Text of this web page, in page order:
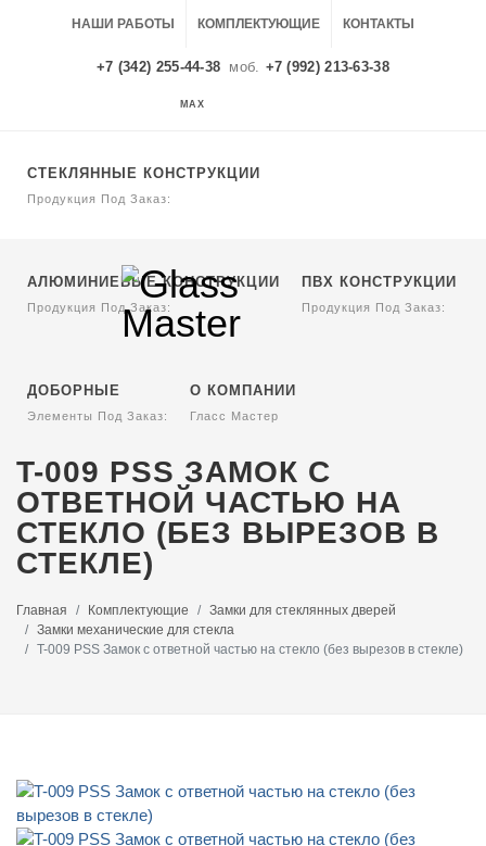
НАШИ РАБОТЫ КОМПЛЕКТУЮЩИЕ КОНТАКТЫ
+7 (342) 255-44-38 моб. +7 (992) 213-63-38
MAX
СТЕКЛЯННЫЕ КОНСТРУКЦИИ
Продукция Под Заказ:
АЛЮМИНИЕВЫЕ КОНСТРУКЦИИ
Продукция Под Заказ:
ПВХ КОНСТРУКЦИИ
Продукция Под Заказ:
ДОБОРНЫЕ
Элементы Под Заказ:
О КОМПАНИИ
Гласс Мастер
T-009 PSS ЗАМОК С
ОТВЕТНОЙ ЧАСТЬЮ НА
СТЕКЛО (БЕЗ ВЫРЕЗОВ В
СТЕКЛЕ)
Главная Комплектующие
Замки для стеклянных дверей
Замки механические для стекла
T-009 PSS Замок с ответной частью на стекло (без вырезов в стекле)